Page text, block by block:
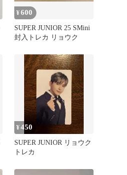
¥600
SUPER JUNIOR 25 SMini
封入トレカ リョウク
¥450
SUPER JUNIOR リョウク
トレカ